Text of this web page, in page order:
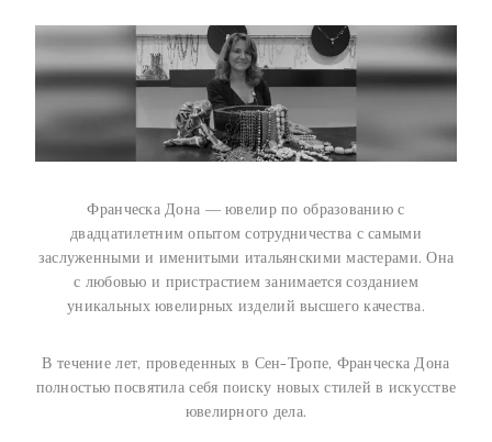
Франческа Дона — ювелир по образованию с
двадцатилетним опытом сотрудничества с самыми
заслуженными и именитыми итальянскими мастерами. Она
с любовью и пристрастием занимается созданием
уникальных ювелирных изделий высшего качества.
В течение лет, проведенных в Сен-Тропе, Франческа Дона
полностью посвятила себя поиску новых стилей в искусстве
ювелирного дела.